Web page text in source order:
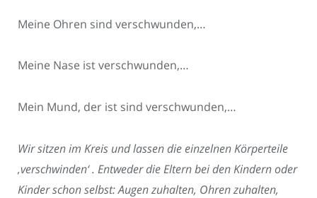
Meine Ohren sind verschwunden,…
Meine Nase ist verschwunden,…
Mein Mund, der ist sind verschwunden,…
Wir sitzen im Kreis und lassen die einzelnen Körperteile
‚verschwinden‘ . Entweder die Eltern bei den Kindern oder
Kinder schon selbst: Augen zuhalten, Ohren zuhalten,